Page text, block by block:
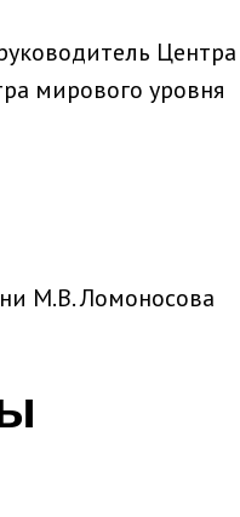
мирового уровня
М.В. Ломоносова